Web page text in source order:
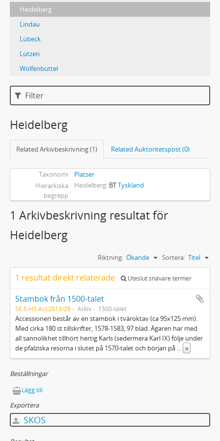
Heidelberg
Lindau
Lübeck
Lützen
Wolfenbüttel
Filter
Heidelberg
Related Arkivbeskrivning (1) Related Auktoritetspost (0)
Taxonomi
Platser
Hierarkiska
begrepp
Heidelberg BTTyskland
1 Arkivbeskrivning resultat för
Heidelberg
Sortera: Titel
Riktning: Ökande
1 resultat direkt relaterade Uteslut snävare termer
Stambok från 1500-talet
SE S-HS Acc2013/29 Arkiv 1500-talet
Accessionen består av en stambok i tväroktav (ca 95x125 mm).
Med cirka 180 st tillskrifter, 1578-1583, 97 blad. Ägaren har med
all sannolikhet tillhört hertig Karls (sedermera Karl IX) följe under
de pfalziska resorna i slutet på 1570-talet och början på ... »
Beställningar
Lägg till
Exportera
SKOS